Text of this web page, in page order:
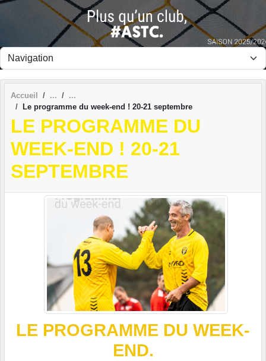
Accueil
Le programme du week-end ! 20-21 septembre
LE PROGRAMME DU
WEEK-END ! 20-21
SEPTEMBRE
LE PROGRAMME DU WEEK-
END.
Panneau de gestion des cookies